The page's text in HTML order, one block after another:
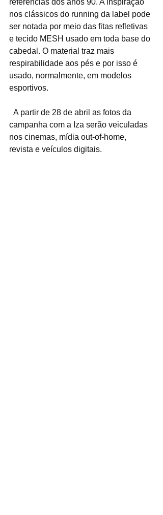
nos clássicos do running da label pode
ser notada por meio das fitas refletivas
e tecido MESH usado em toda base do
cabedal. O material traz mais
respirabilidade aos pés e por isso é
usado, normalmente, em modelos
esportivos.
campanha com a Iza serão veiculadas
nos cinemas, mídia out-of-home,
revista e veículos digitais.